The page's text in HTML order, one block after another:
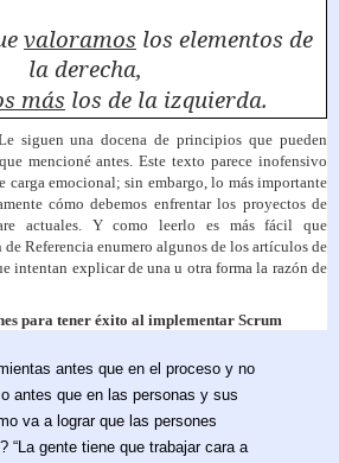
valoramos los elementos de
la derecha,
más los de la izquierda.
siguen una docena de principios que pueden
mencioné antes. Este texto parece inofensivo
carga emocional; sin embargo, lo más importante
cómo debemos enfrentar los proyectos de
actuales. Y como leerlo es más fácil que
Referencia enumero algunos de los artículos de
intentan explicar de una u otra forma la razón de
para tener éxito al implementar Scrum
antes que en el proceso y no
antes que en las personas y sus
va a lograr que las persones
“La gente tiene que trabajar cara a